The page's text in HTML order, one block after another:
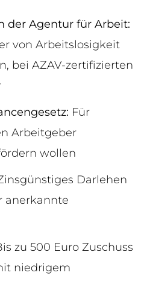
der Agentur für Arbeit:
von Arbeitslosigkeit
bei AZAV-zertifizierten
Für
Arbeitgeber
wollen
Darlehen
anerkannte
zu 500 Euro Zuschuss
niedrigem